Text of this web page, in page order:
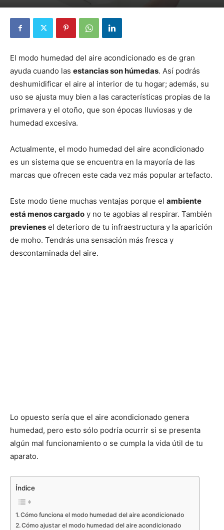
El modo humedad del aire acondicionado es de gran
ayuda cuando las estancias son húmedas. Así podrás
deshumidificar el aire al interior de tu hogar; además, su
uso se ajusta muy bien a las características propias de la
primavera y el otoño, que son épocas lluviosas y de
humedad excesiva.
Actualmente, el modo humedad del aire acondicionado
es un sistema que se encuentra en la mayoría de las
marcas que ofrecen este cada vez más popular artefacto.
Este modo tiene muchas ventajas porque el ambiente
está menos cargado y no te agobias al respirar. También
previenes el deterioro de tu infraestructura y la aparición
de moho. Tendrás una sensación más fresca y
descontaminada del aire.
Lo opuesto sería que el aire acondicionado genera
humedad, pero esto sólo podría ocurrir si se presenta
algún mal funcionamiento o se cumpla la vida útil de tu
aparato.
Índice
Cómo funciona el modo humedad del aire acondicionado
Cómo ajustar el modo humedad del aire acondicionado